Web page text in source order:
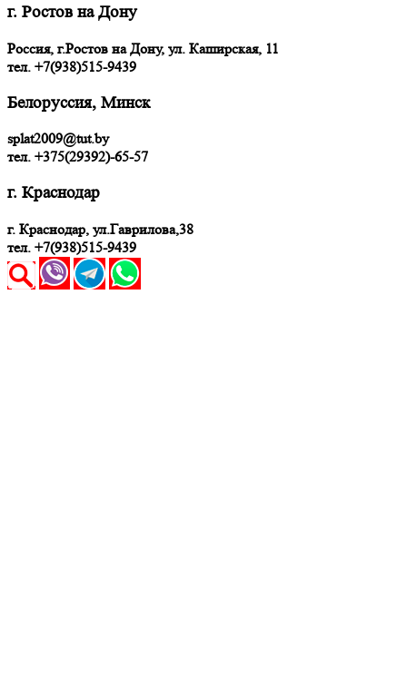
г. Ростов на Дону
Россия, г.Ростов на Дону, ул. Каширская, 11
тел. +7(938)515-9439
Белоруссия, Минск
splat2009@tut.by
тел. +375(29392)-65-57
г. Краснодар
г. Краснодар, ул.Гаврилова,38
тел. +7(938)515-9439